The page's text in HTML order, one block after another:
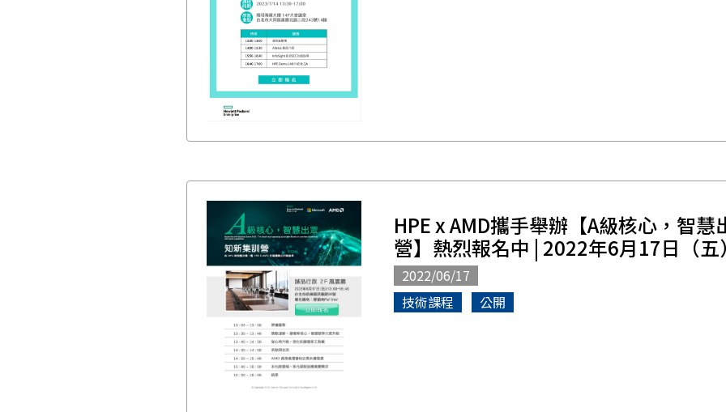
HPE x AMD攜手舉辦【A級核心，智
營】熱烈報名中 | 2022年6月17日（
2022/06/17
技術課程
公開